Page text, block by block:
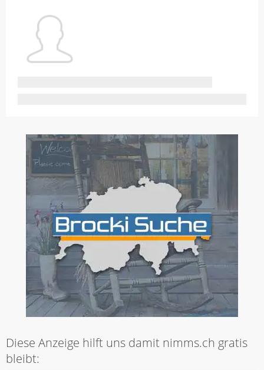
Diese Anzeige hilft uns damit nimms.ch gratis
bleibt: